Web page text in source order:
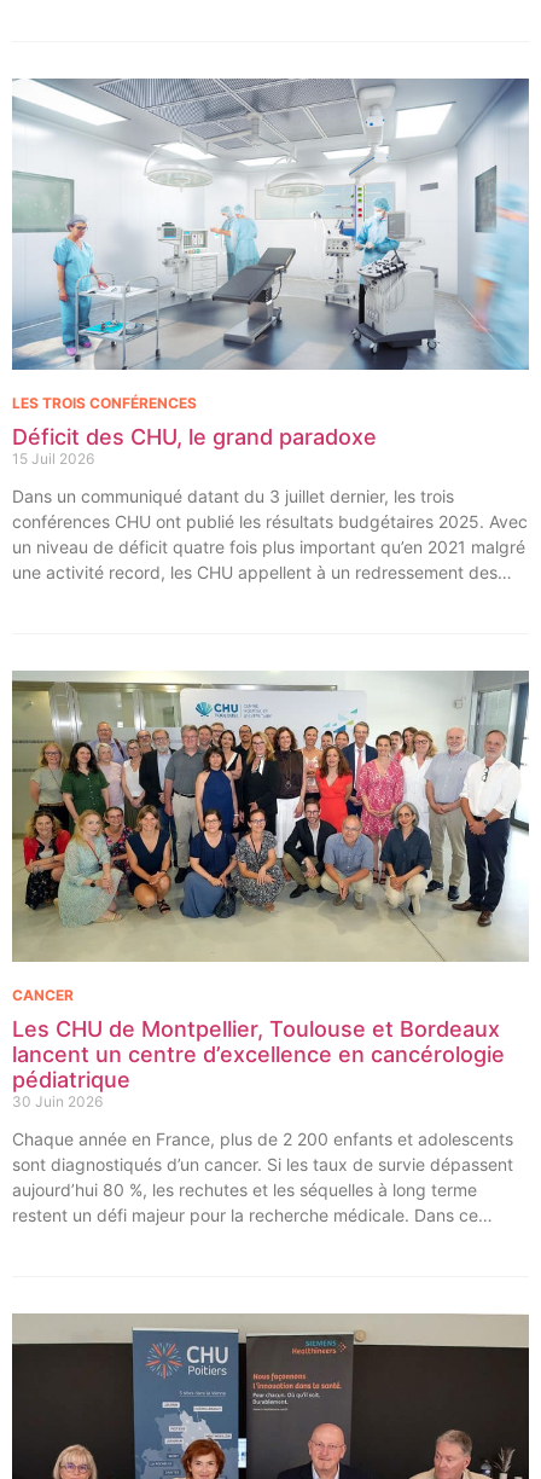
Déficit des CHU, le grand paradoxe
15 Juil 2026
LES TROIS CONFÉRENCES
Dans un communiqué datant du 3 juillet dernier, les trois
conférences CHU ont publié les résultats budgétaires 2025. Avec
un niveau de déficit quatre fois plus important qu’en 2021 malgré
une activité record, les CHU appellent à un redressement des
Les CHU de Montpellier, Toulouse et Bordeaux
lancent un centre d’excellence en cancérologie
pédiatrique
30 Juin 2026
CANCER
Chaque année en France, plus de 2 200 enfants et adolescents
sont diagnostiqués d’un cancer. Si les taux de survie dépassent
aujourd’hui 80 %, les rechutes et les séquelles à long terme
restent un défi majeur pour la recherche médicale. Dans ce
cancers pédiatriques.